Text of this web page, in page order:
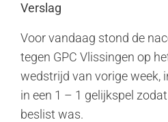
Verslag
Voor vandaag stond de
tegen GPC Vlissingen op
wedstrijd van vorige week,
in een 1 – 1 gelijkspel
beslist was.